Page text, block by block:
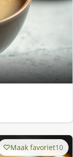
Maak favoriet10